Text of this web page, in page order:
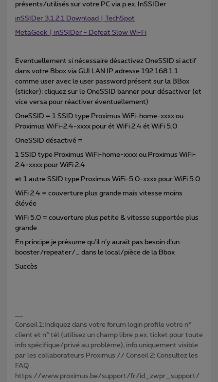
présents/utilisés sur votre PC via p.ex. InSSIDer
inSSIDer 3.1.2.1 Download | TechSpot
MetaGeek | inSSIDer - Defeat Slow Wi-Fi
Eventuellement si nécessaire désactivez OneSSID si actif
dans votre Bbox via GUI LAN IP adresse 192.168.1.1
comme user avec le user password présent sur la BBox
(sticker): cliquez sur le OneSSID banner pour désactiver (et
vice versa pour réactiver éventuellement)
OneSSID = 1 SSID type Proximus WiFi-home-xxxx ou
Proximus WiFi-2.4-xxxx pour ét WiFi 2.4 ét WiFi 5.0
OneSSID désactivé =
1 SSID type Proximus WiFi-home-xxxx ou Proximus WiFi-
2.4-xxxx pour WiFi 2.4
et 1 autre SSID type Proximus WiFi-5.0-xxxx pour WiFi 5.0
WiFi 2.4 = couverture plus grande mais vitesse moins
élévée
WiFi 5.0 = couverture plus petite & vitesse supportée plus
grande
En principe je présume qu’il n’y aurait pas besoin d’un
booster/repeater/… dans le local/pièce de la Bbox
Succès
Conseil 1:Indiquez dans votre forum login profile votre n°
client et n° tél (utilisez un champ libre p.ex. ticket pour toute
info spécifique/privé au problème), info uniquement visible
par les collaborateurs Proximus // Conseil 2: Consultez les
FAQ
https://www.proximus.be/support/fr/id_zwpr_support/